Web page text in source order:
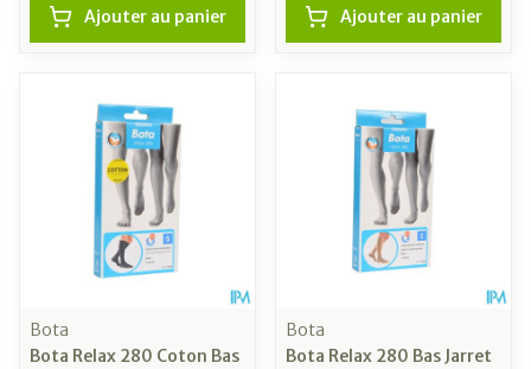
Ajouter au panier Ajouter au panier
Bota
Bota Relax 280 Coton Bas
Bota
Bota Relax 280 Bas Jarret